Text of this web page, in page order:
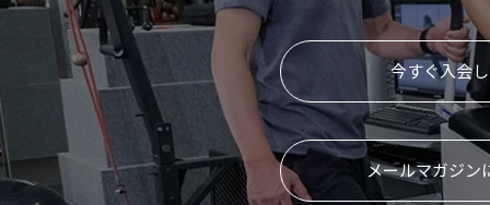
今すぐ入会
メールマガジン